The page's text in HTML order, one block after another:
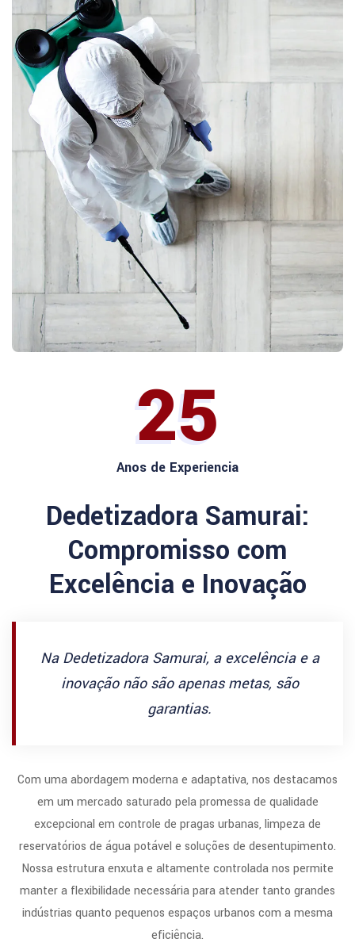
25
Anos de Experiencia
Dedetizadora Samurai:
Compromisso com
Excelência e Inovação
Na Dedetizadora Samurai, a excelência e a
inovação não são apenas metas, são
garantias.
Com uma abordagem moderna e adaptativa, nos destacamos
em um mercado saturado pela promessa de qualidade
excepcional em controle de pragas urbanas, limpeza de
reservatórios de água potável e soluções de desentupimento.
Nossa estrutura enxuta e altamente controlada nos permite
manter a flexibilidade necessária para atender tanto grandes
indústrias quanto pequenos espaços urbanos com a mesma
eficiência.